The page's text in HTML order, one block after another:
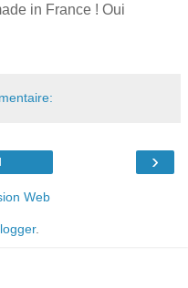
in France ! Oui
›
Web
.